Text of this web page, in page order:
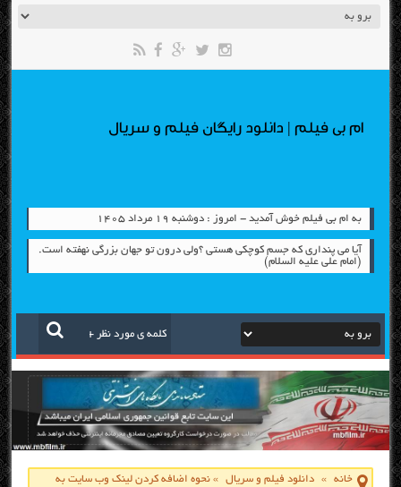
ام بی فیلم | دانلود رایگان فیلم و سریال
به ام بی فیلم خوش آمدید - امروز : دوشنبه ۱۹ مرداد ۱۴۰۵
آیا می پنداری که جسم کوچکی هستی ؟ولی درون تو جهان بزرگی نهفته است.
(امام علی علیه السلام)
خانه » دانلود فیلم و سریال »نحوه اضافه کردن لینک وب سایت به